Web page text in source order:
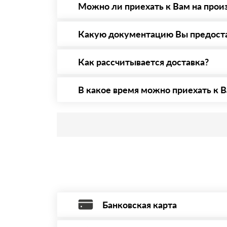
то Вы в праве от него отказаться.
Можно ли приехать к Вам на
предварительная запись по номеру
Какую документацию Вы
Как рассчитывается доставка?
стоимости и сроков доставки, которые
В какое время можно приехать к
Банковская карта